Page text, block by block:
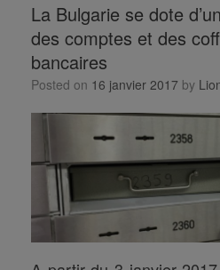
La Bulgarie se dote
des comptes et des
bancaires
Posted on 16 janvier 2017 by